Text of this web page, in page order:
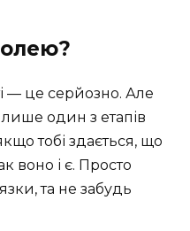
— це серйозно. Але
один з етапів
тобі здається, що
воно і є. Просто
та не забудь